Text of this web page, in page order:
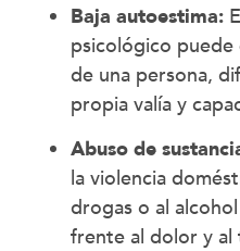
Baja autoestima:
psicológico
de una persona,
propia valía y
Abuso de
la violencia
drogas o al
frente al dolor y al